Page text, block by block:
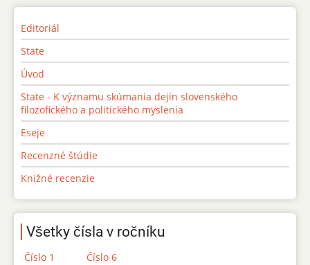
Editoriál
State
Úvod
State - K významu skúmania dejín slovenského
filozofického a politického myslenia
Eseje
Recenzné štúdie
Knižné recenzie
Všetky čísla v ročníku
Číslo 1
Číslo 6